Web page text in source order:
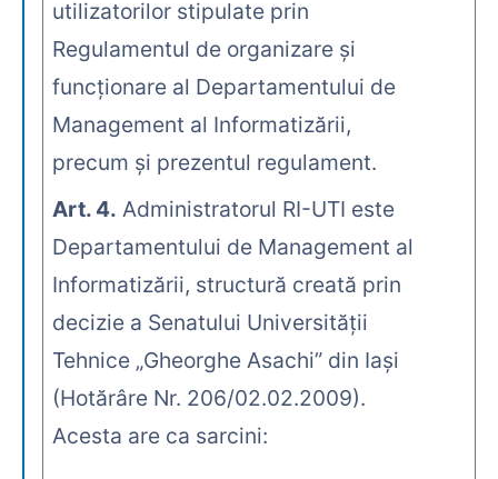
utilizatorilor stipulate prin
Regulamentul de organizare şi
funcţionare al Departamentului de
Management al Informatizării,
precum şi prezentul regulament.
Art. 4. Administratorul RI-UTI este
Departamentului de Management al
Informatizării, structură creată prin
decizie a Senatului Universităţii
Tehnice „Gheorghe Asachi” din Iaşi
(Hotărâre Nr. 206/02.02.2009).
Acesta are ca sarcini: